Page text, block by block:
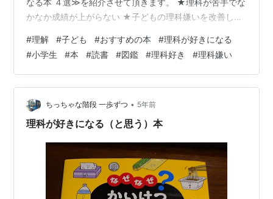
なる本 ４選≫を紹介させて頂きます。 ★理科が苦手でな
かなか成績が上がらない ★子どもの理科嫌いを改善した
魅力が伝わるおすすめの本を知りたい ★面白い理科の本
を探している 等の方に、特におすすめの記事となってい
ます。 ❖子どもがどんどん理科を好きになる本 ４選 ★
小学生のおもしろ科学実験 身近なふしぎ発見！ ★理科好
きな子に育つふしぎのお話３６５ 見てみよう、やってみ
よう、さわって…
#理解 #子ども #おすすめの本 #理科が好きになる
#小学生 #本 #読書 #図鑑 #理科好き #理科嫌い
ちっちゃな階段 一歩ずつ • 5年前
理科が好きになる（と思う）本